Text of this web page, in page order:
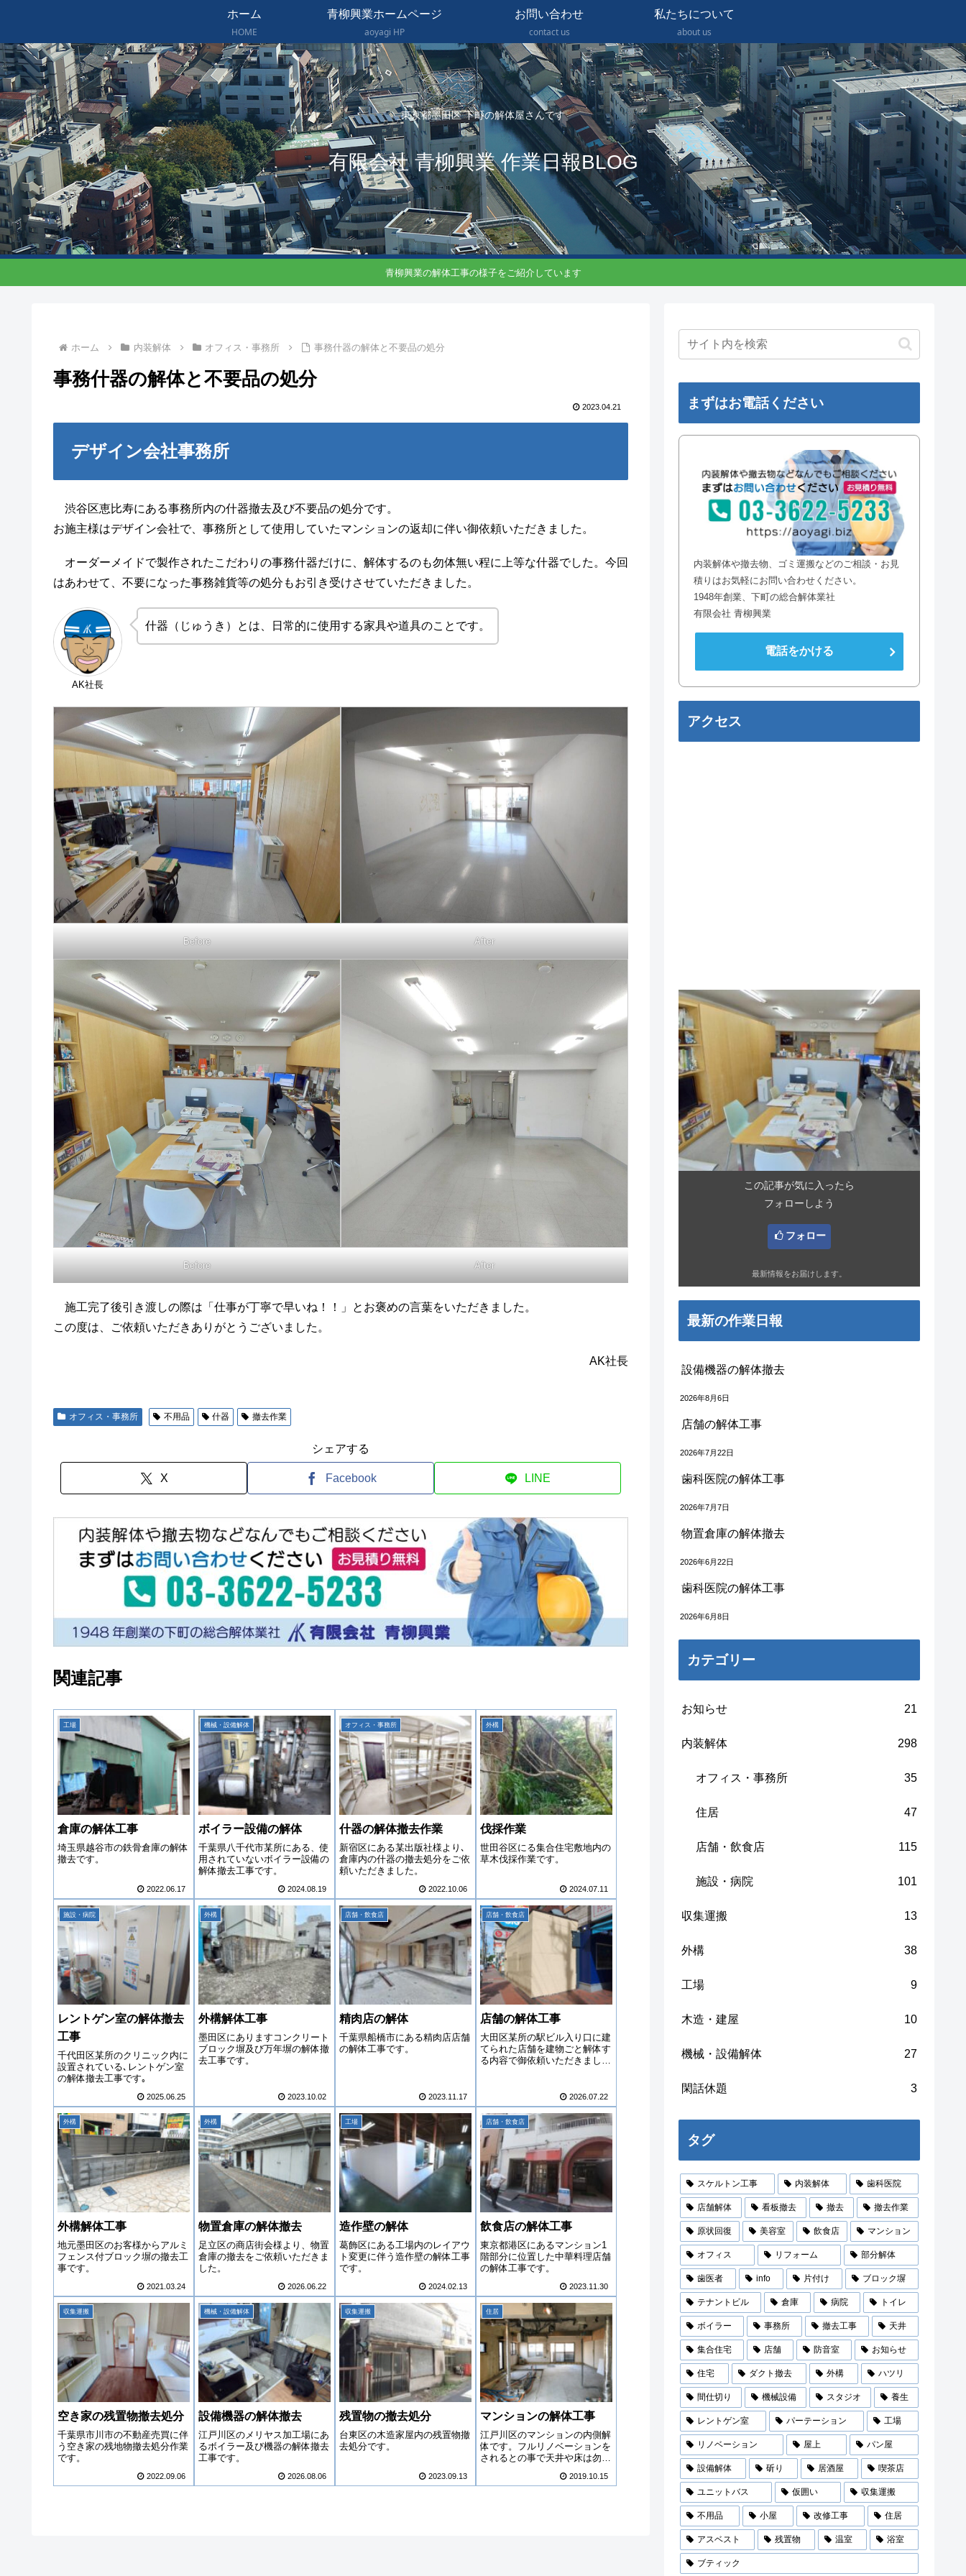
東京都墨田区 下町の解体屋さんです
有限会社 青柳興業 作業日報BLOG
ホーム
HOME
青柳興業ホームページ
aoyagi HP
お問い合わせ
contact us
私たちについて
about us
青柳興業の解体工事の様子をご紹介しています
ホーム 内装解体 オフィス・事務所 事務什器の解体と不要品の処分
事務什器の解体と不要品の処分
2023.04.21
デザイン会社事務所
渋谷区恵比寿にある事務所内の什器撤去及び不要品の処分です。
お施主様はデザイン会社で、事務所として使用していたマンションの返却に伴い御依頼いただきました。
オーダーメイドで製作されたこだわりの事務什器だけに、解体するのも勿体無い程に上等な什器でした。今回
はあわせて、不要になった事務雑貨等の処分もお引き受けさせていただきました。
AK社長
什器（じゅうき）とは、日常的に使用する家具や道具のことです。
Before After
Before After
施工完了後引き渡しの際は「仕事が丁寧で早いね！！」とお褒めの言葉をいただきました。
この度は、ご依頼いただきありがとうございました。
AK社長
オフィス・事務所 不用品 什器 撤去作業
シェアする
X Facebook LINE
関連記事
工場
倉庫の解体工事
埼玉県越谷市の鉄骨倉庫の解体
撤去です。
2022.06.17
機械・設備解体
ボイラー設備の解体
千葉県八千代市某所にある、使
用されていないボイラー設備の
解体撤去工事です。
2024.08.19
オフィス・事務所
什器の解体撤去作業
新宿区にある某出版社様より､
倉庫内の什器の撤去処分をご依
頼いただきました。
2022.10.06
外構
伐採作業
世田谷区にる集合住宅敷地内の
草木伐採作業です。
2024.07.11
施設・病院
レントゲン室の解体撤去
工事
千代田区某所のクリニック内に
設置されている､レントゲン室
の解体撤去工事です｡
2025.06.25
外構
外構解体工事
墨田区にありますコンクリート
ブロック塀及び万年塀の解体撤
去工事です。
2023.10.02
店舗・飲食店
精肉店の解体
千葉県船橋市にある精肉店店舗
の解体工事です。
2023.11.17
店舗・飲食店
店舗の解体工事
大田区某所の駅ビル入り口に建
てられた店舗を建物ごと解体す
る内容で御依頼いただきまし
2026.07.22
外構
外構解体工事
地元墨田区のお客様からアルミ
フェンス付ブロック塀の撤去工
事です。
2021.03.24
外構
物置倉庫の解体撤去
足立区の商店街会様より、物置
倉庫の撤去をご依頼いただきま
した。
2026.06.22
工場
造作壁の解体
葛飾区にある工場内のレイアウ
ト変更に伴う造作壁の解体工事
です。
2024.02.13
店舗・飲食店
飲食店の解体工事
東京都港区にあるマンション1
階部分に位置した中華料理店舗
の解体工事です。
2023.11.30
収集運搬
空き家の残置物撤去処分
千葉県市川市の不動産売買に伴
う空き家の残地物撤去処分作業
です。
2022.09.06
機械・設備解体
設備機器の解体撤去
江戸川区のメリヤス加工場にあ
るボイラー及び機器の解体撤去
工事です。
2026.08.06
収集運搬
残置物の撤去処分
台東区の木造家屋内の残置物撤
去処分です。
2023.09.13
住居
マンションの解体工事
江戸川区のマンションの内側解
体です。フルリノベーションを
されるとの事で天井や床は勿
2019.10.15
まずはお電話ください
内装解体や撤去物、ゴミ運搬などのご相談・お見
積りはお気軽にお問い合わせください。
1948年創業、下町の総合解体業社
有限会社 青柳興業
電話をかける
アクセス
この記事が気に入ったら
フォローしよう
フォロー
最新情報をお届けします。
最新の作業日報
設備機器の解体撤去
2026年8月6日
店舗の解体工事
2026年7月22日
歯科医院の解体工事
2026年7月7日
物置倉庫の解体撤去
2026年6月22日
歯科医院の解体工事
2026年6月8日
カテゴリー
お知らせ 21
内装解体 298
オフィス・事務所 35
住居 47
店舗・飲食店 115
施設・病院 101
収集運搬 13
外構 38
工場 9
木造・建屋 10
機械・設備解体 27
閑話休題 3
タグ
スケルトン工事 内装解体 歯科医院
店舗解体 看板撤去 撤去 撤去作業
原状回復 美容室 飲食店 マンション
オフィス リフォーム 部分解体
歯医者 info 片付け ブロック塀
テナントビル 倉庫 病院 トイレ
ボイラー 事務所 撤去工事 天井
集合住宅 店舗 防音室 お知らせ
住宅 ダクト撤去 外構 ハツリ
間仕切り 機械設備 スタジオ 養生
レントゲン室 パーテーション 工場
リノベーション 屋上 パン屋
設備解体 斫り 居酒屋 喫茶店
ユニットバス 仮囲い 収集運搬
不用品 小屋 改修工事 住居
アスベスト 残置物 温室 浴室
ブティック